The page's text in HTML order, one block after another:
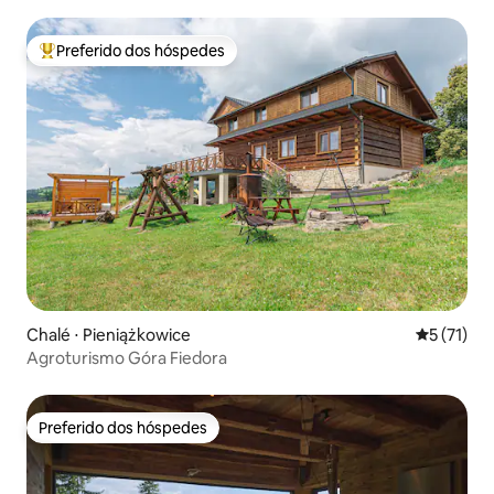
Entre os melhores preferidos dos hóspedes
Preferido dos hóspedes
Chalé ⋅ Pieniążkowice 5 de uma
5 (71)
Agroturismo Góra Fiedora
Preferido dos hóspedes
Preferido dos hóspedes